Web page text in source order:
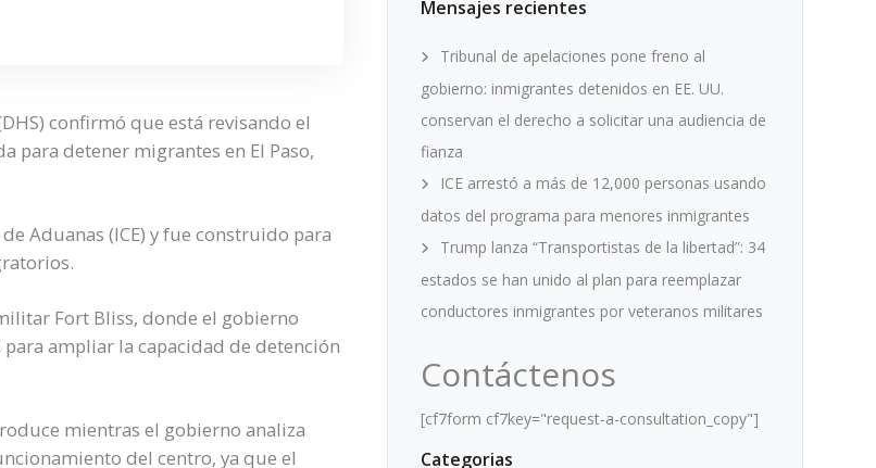
confirmó que está revisando el
para detener migrantes en El Paso,
Aduanas (ICE) y fue construido para
Fort Bliss, donde el gobierno
ampliar la capacidad de detención
mientras el gobierno analiza
del centro, ya que el
Mensajes recientes
Tribunal de apelaciones pone freno al
gobierno: inmigrantes detenidos en EE. UU.
conservan el derecho a solicitar una audiencia de
fianza
ICE arrestó a más de 12,000 personas usando
datos del programa para menores inmigrantes
Trump lanza “Transportistas de la libertad”: 34
estados se han unido al plan para reemplazar
conductores inmigrantes por veteranos militares
Contáctenos
[cf7form cf7key="request-a-consultation_copy"]
Categorias